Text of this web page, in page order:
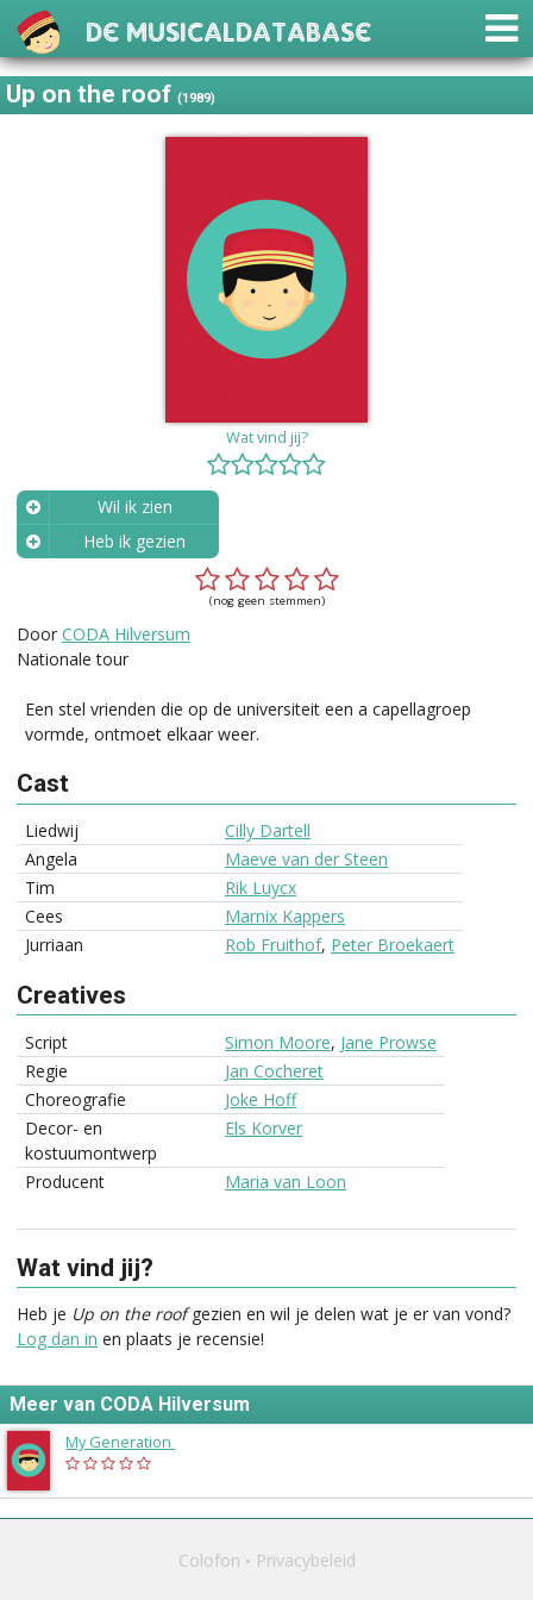
De Musicaldatabase
Up on the roof(1989)
Wat vind jij?
Wil ik zien
Heb ik gezien
(nog geen stemmen)
Door CODA Hilversum
Nationale tour
Een stel vrienden die op de universiteit een a capellagroep
vormde, ontmoet elkaar weer.
Cast
Liedwij
Cilly Dartell
Angela
Maeve van der Steen
Tim
Rik Luycx
Cees
Marnix Kappers
Jurriaan
Rob Fruithof, Peter Broekaert
Creatives
Script Simon Moore, Jane Prowse
Regie
Jan Cocheret
Choreografie
Joke Hoff
Decor- en
kostuumontwerp
Els Korver
Producent Maria van Loon
Wat vind jij?
Heb je Up on the roofgezien en wil je delen wat je er van vond?
Log dan in en plaats je recensie!
Meer van CODA Hilversum
My Generation
Colofon Privacybeleid